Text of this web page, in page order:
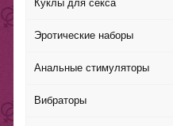
Куклы для секса
Эротические наборы
Анальные стимуляторы
Вибраторы